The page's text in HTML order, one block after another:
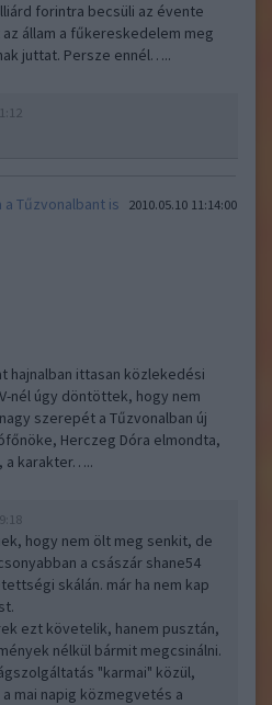
forintra becsüli az évente
állam a fűkereskedelem meg
juttat. Persze ennél…..
a Tűzvonalbant is 2010.05.10 11:14:00
hajnalban ittasan közlekedési
nél úgy döntöttek, hogy nem
szerepét a Tűzvonalban új
Herczeg Dóra elmondta,
a karakter…..
hogy nem ölt meg senkit, de
a császár shane54
skálán. már ha nem kap
ezt követelik, hanem pusztán,
nélkül bármit megcsinálni.
"karmai" közül,
mai napig közmegvetés a